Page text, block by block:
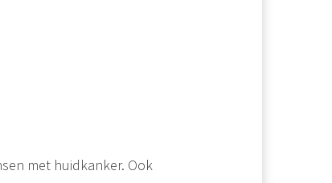
met huidkanker. Ook